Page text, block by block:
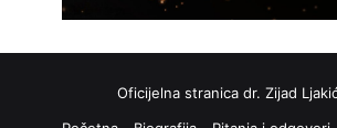
Oficijelna stranica dr. Zijad